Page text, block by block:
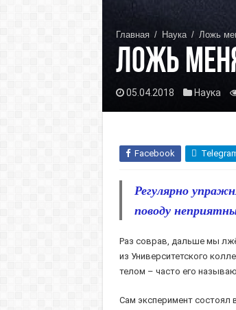
Главная / Наука / Ложь
Ложь
05.04.2018 Наука
Facebook
Регулярно
поводу
Раз соврав, дальше мы
из Университетского
телом – часто его
Сам эксперимент состоял